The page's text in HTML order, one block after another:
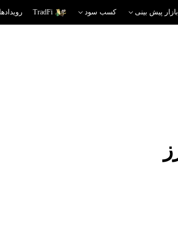
بازار پیش بینی کسب سود TradFi